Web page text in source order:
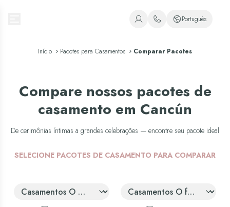
+52 998 240 7091
Português
Início Pacotes para Casamentos Comparar Pacotes
Compare nossos pacotes de
casamento em Cancún
De cerimônias íntimas a grandes celebrações — encontre seu pacote ideal
SELECIONE PACOTES DE CASAMENTO PARA COMPARAR
Selecione pacotes de casamento para comparar
Selecione pacotes de